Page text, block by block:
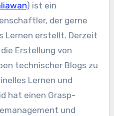
) ist ein
der gerne
Lernen erstellt. Derzeit
Erstellung von
technischer Blogs zu
Lernen und
hat einen Grasp-
und